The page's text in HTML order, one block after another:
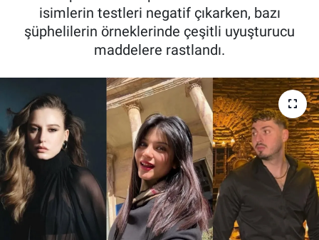
isimlerin testleri negatif çıkarken, bazı
şüphelilerin örneklerinde çeşitli uyuşturucu
maddelere rastlandı.
ALT LIGLER
BASKETBOL
SAĞLIK
GENEL
KÜLTÜR SANAT